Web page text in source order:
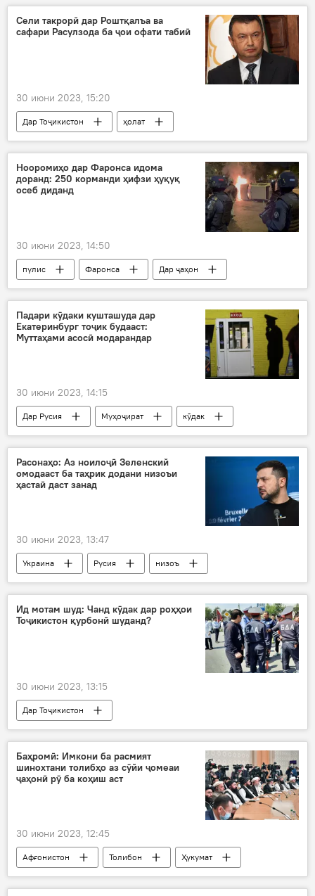
раис
рабудан доллар
Cели такрорӣ дар Роштқалъа ва
сафари Расулзода ба ҷои офати табиӣ
30 июни 2023, 15:20
Дар Тоҷикистон
ҳолат
Рӯйдод, ҷиноят ва ҳолатҳои фавқулода
хавф
Қоҳир Расулзода
Нооромиҳо дар Фаронса идома
доранд: 250 корманди ҳифзи ҳуқуқ
осеб диданд
30 июни 2023, 14:50
пулис Фаронса
Дар ҷаҳон
нооромӣ
наврас корманди ВКД
Падари кӯдаки кушташуда дар
Екатеринбург тоҷик будааст:
Муттаҳами асосӣ модарандар
30 июни 2023, 14:15
Дар Русия Муҳоҷират
кӯдак
таҳқиқ
қазия
тафтишот
Рӯйдод, ҷиноят ва ҳолатҳои фавқулода
Расонаҳо: Аз ноилоҷӣ Зеленский
омодааст ба таҳрик додани низоъи
ҳастаӣ даст занад
30 июни 2023, 13:47
Украина Русия
низоъ
ҳастаӣ
Владимир Зеленский
таҳрик
Ид мотам шуд: Чанд кӯдак дар роҳҳои
Тоҷикистон қурбонӣ шуданд?
30 июни 2023, 13:15
Дар Тоҷикистон
Рӯйдод, ҷиноят ва ҳолатҳои фавқулода
ҳалокат
ид
садама
Баҳромӣ: Имкони ба расмият
шинохтани толибҳо аз сӯйи ҷомеаи
ҷаҳонӣ рӯ ба коҳиш аст
30 июни 2023, 12:45
Афғонистон Толибон
Ҳукумат
Осиёи Марказӣ
Эрон Ҳукумат